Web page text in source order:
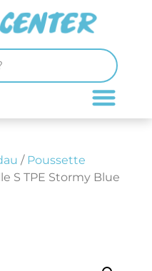
/ Poussette
S TPE Stormy Blue